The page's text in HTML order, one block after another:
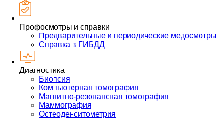
Профосмотры и справки
Предварительные и периодические медосмотры
Справка в ГИБДД
Диагностика
Биопсия
Компьютерная томография
Магнитно-резонансная томография
Маммография
Остеоденситометрия